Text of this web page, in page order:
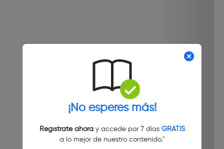
¡No esperes más!
Regístrate ahoray accede por 7 días GRATIS
a lo mejor de nuestro contenido."